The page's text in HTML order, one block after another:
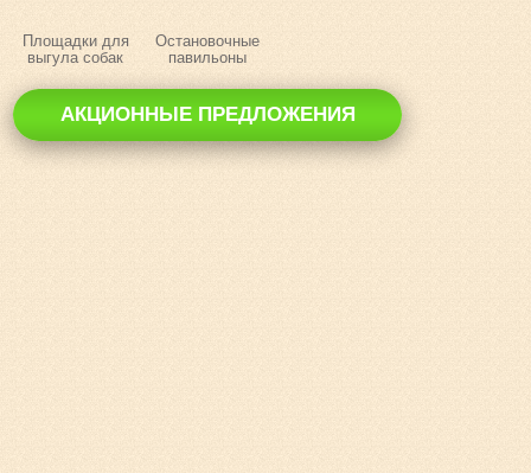
Площадки для
выгула собак
Остановочные
павильоны
АКЦИОННЫЕ ПРЕДЛОЖЕНИЯ